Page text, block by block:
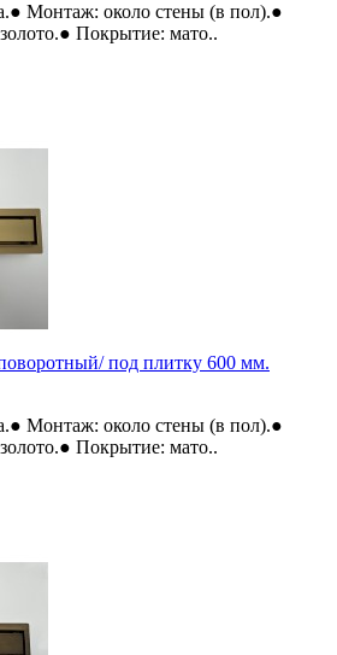
Монтаж: около стены (в пол).●
Покрытие: мато..
под плитку 600 мм.
Монтаж: около стены (в пол).●
Покрытие: мато..